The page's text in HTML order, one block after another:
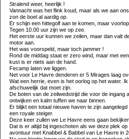
Stralend weer, heerlijk !
Vannacht was het flink koud, maar als we aan
zon de boel al aardig op.
Er schijn een hittegolf aan te komen, maar
Tegen 10.00 uur zijn we op zee.
Het eerste uur kunnen we zeilen, maar dan valt
motor aan.
Het was voorspeld, maar toch jammer !
Rond de middag staat er zero wind, maar met
kust is er niets aan de hand.
Fecamp laten we liggen.
Net voor Le Havre denderen er 5 Mirages laag
Wat een herrie, even is het oorlog op het water.
afschuwelijk dat moet zijn.
De boten van de zeilwedstrijd die voor de ingang
ontwijken en kalm tuffen we naar binnen.
Er blijkt een totaal nieuwe haven te zijn
een royale steiger.
Deze keer zullen we Le Havre eens gaan
Dat is er altijd bij ingeschoten als we deze plek
avontuur met Knabbel & Babbel van Le Havre in